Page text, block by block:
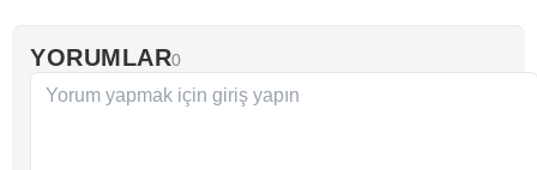
YORUMLAR0